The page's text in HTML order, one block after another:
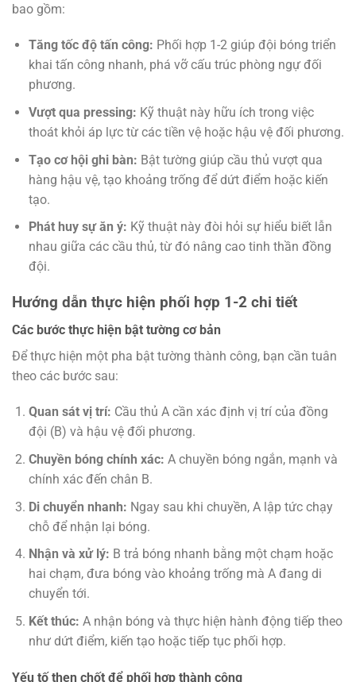
bao gồm:
Tăng tốc độ tấn công: Phối hợp 1-2 giúp đội bóng triển
khai tấn công nhanh, phá vỡ cấu trúc phòng ngự đối
phương.
Vượt qua pressing: Kỹ thuật này hữu ích trong việc
thoát khỏi áp lực từ các tiền vệ hoặc hậu vệ đối phương.
Tạo cơ hội ghi bàn: Bật tường giúp cầu thủ vượt qua
hàng hậu vệ, tạo khoảng trống để dứt điểm hoặc kiến
tạo.
Phát huy sự ăn ý: Kỹ thuật này đòi hỏi sự hiểu biết lẫn
nhau giữa các cầu thủ, từ đó nâng cao tinh thần đồng
đội.
Hướng dẫn thực hiện phối hợp 1-2 chi tiết
Các bước thực hiện bật tường cơ bản
Để thực hiện một pha bật tường thành công, bạn cần tuân
theo các bước sau:
Quan sát vị trí: Cầu thủ A cần xác định vị trí của đồng
đội (B) và hậu vệ đối phương.
Chuyền bóng chính xác: A chuyền bóng ngắn, mạnh và
chính xác đến chân B.
Di chuyển nhanh: Ngay sau khi chuyền, A lập tức chạy
chỗ để nhận lại bóng.
Nhận và xử lý: B trả bóng nhanh bằng một chạm hoặc
hai chạm, đưa bóng vào khoảng trống mà A đang di
chuyển tới.
Kết thúc: A nhận bóng và thực hiện hành động tiếp theo
như dứt điểm, kiến tạo hoặc tiếp tục phối hợp.
Yếu tố then chốt để phối hợp thành công